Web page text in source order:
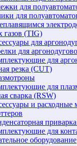
для
для
газов (TIG)
для
для
для
резка (CUT)
для
сварка (RSW)
и расходные
для
оборудование